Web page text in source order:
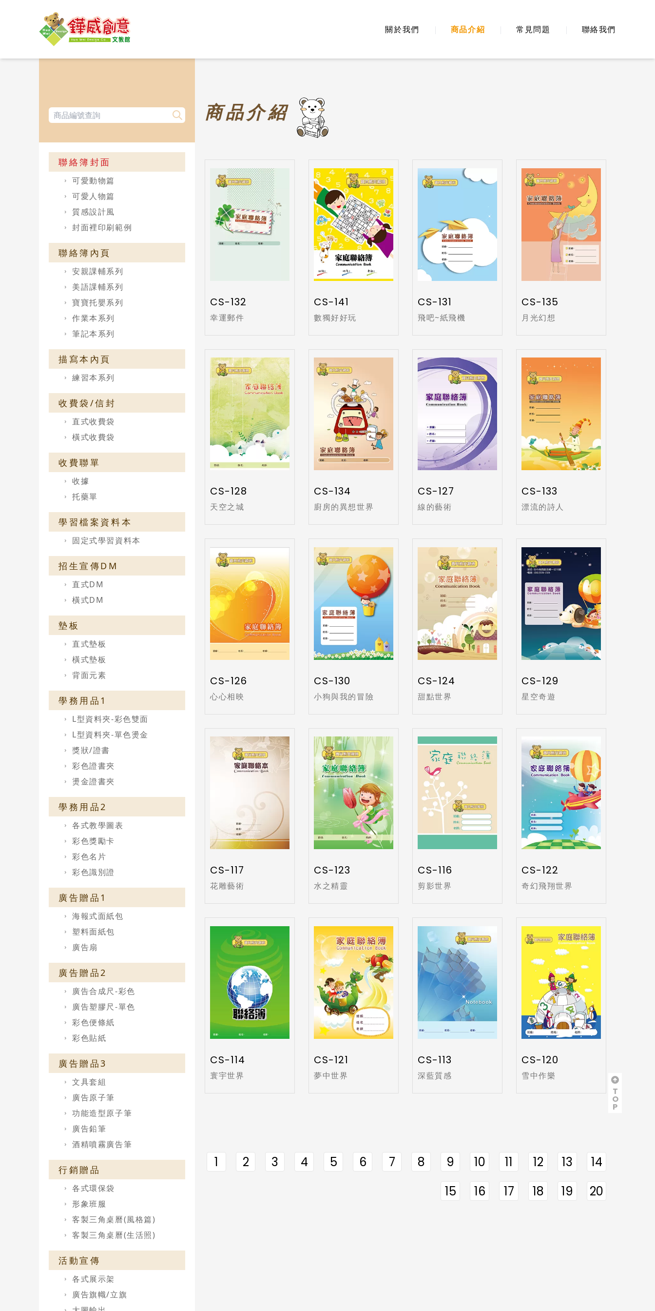
關於我們 商品介紹 常見問題 聯絡我們
聯絡簿封面
可愛動物篇
可愛人物篇
質感設計風
封面裡印刷範例
聯絡簿內頁
安親課輔系列
美語課輔系列
寶寶托嬰系列
作業本系列
筆記本系列
描寫本內頁
練習本系列
收費袋/信封
直式收費袋
橫式收費袋
收費聯單
收據
托藥單
學習檔案資料本
固定式學習資料本
招生宣傳DM
直式DM
橫式DM
墊板
直式墊板
橫式墊板
背面元素
學務用品1
L型資料夾-彩色雙面
L型資料夾-單色燙金
獎狀/證書
彩色證書夾
燙金證書夾
學務用品2
各式教學圖表
彩色獎勵卡
彩色名片
彩色識別證
廣告贈品1
海報式面紙包
塑料面紙包
廣告扇
廣告贈品2
廣告合成尺-彩色
廣告塑膠尺-單色
彩色便條紙
彩色貼紙
廣告贈品3
文具套組
廣告原子筆
功能造型原子筆
廣告鉛筆
酒精噴霧廣告筆
行銷贈品
各式環保袋
形象班服
客製三角桌曆(風格篇)
客製三角桌曆(生活照)
活動宣傳
各式展示架
廣告旗幟/立旗
商品介紹
CS-132
幸運郵件
CS-141
數獨好好玩
CS-131
飛吧~紙飛機
CS-135
月光幻想
CS-128
天空之城
CS-134
廚房的異想世界
CS-127
線的藝術
CS-133
漂流的詩人
CS-126
心心相映
CS-130
小狗與我的冒險
CS-124
甜點世界
CS-129
星空奇遊
CS-117
花雕藝術
CS-123
水之精靈
CS-116
剪影世界
CS-122
奇幻飛翔世界
CS-114
寰宇世界
CS-121
夢中世界
CS-113
深藍質感
CS-120
雪中作樂
T
O
P
1 2 3 4 5 6 7 8 9 10 11 12 13
14
15
16 17 18 19 20